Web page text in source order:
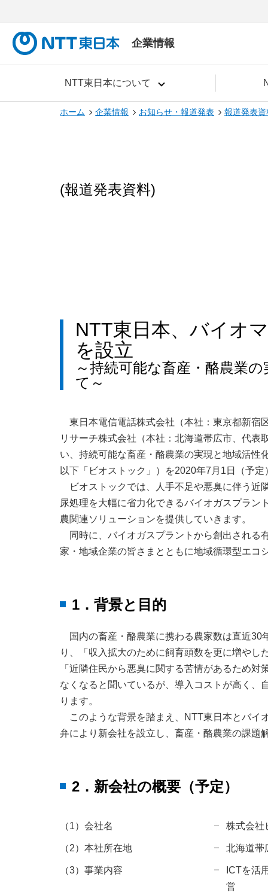
企業情報
NTT東日本について
ホーム 企業情報 お知らせ・報道発表 報道発表資
(報道発表資料)
NTT東日本、バイオ
を設立
～持続可能な畜産・酪農業
て～
東日本電信電話株式会社（本社：東京都新
リサーチ株式会社（本社：北海道帯広市、代
い、持続可能な畜産・酪農業の実現と地域活性
以下「ビオストック」）を2020年7月1日（予
ビオストックでは、人手不足や悪臭に伴う
尿処理を大幅に省力化できるバイオガスプラン
農関連ソリューションを提供していきます。
同時に、バイオガスプラントから創出される
家・地域企業の皆さまとともに地域循環型エコ
1．背景と目的
国内の畜産・酪農業に携わる農家数は直近
り、「収入拡大のために飼育頭数を更に増や
「近隣住民から悪臭に関する苦情があるため
なくなると聞いているが、導入コストが高く、
ります。
このような背景を踏まえ、NTT東日本とバイ
弁により新会社を設立し、畜産・酪農業の課題
2．新会社の概要（予定）
（1）会社名 株式会社
（2）本社所在地 北海道帯
（3）事業内容
ICTを活
営